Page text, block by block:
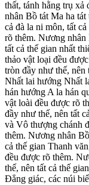
thất, tánh hằng trụ
nhân Bồ tát Ma ha tát
cả đà la ni môn, tất
rõ thêm. Nương nhân
tất cả thế gian nhất
thảo vật loại đều
tròn đầy như thế,
Nhất lai hướng Nhất
hán hướng A la hán
vật loài đều được rõ
đầy như thế, nên tất
và Vô thượng chánh
thêm. Nương nhân
cả thế gian Thanh
đều được rõ thêm.
thế, nên tất cả thế
Đẳng giác, các núi